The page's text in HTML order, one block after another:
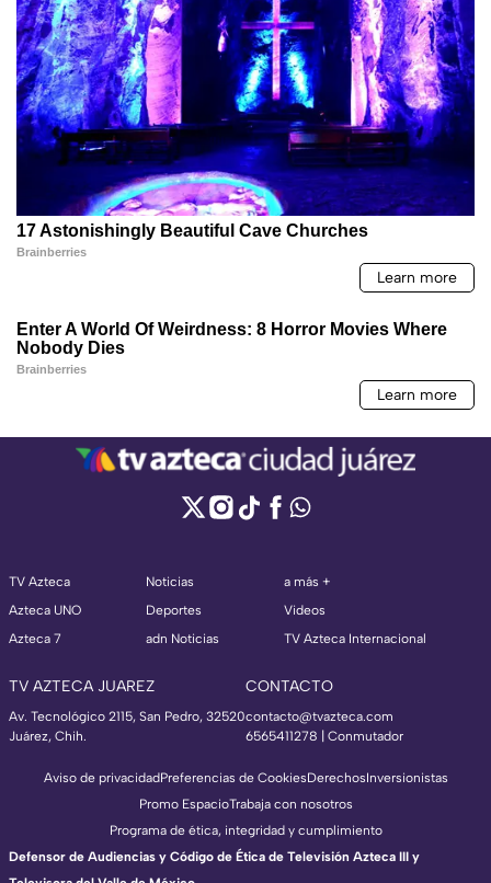
TV Azteca
Azteca UNO
Azteca 7
Noticias
Deportes
adn Noticias
a más +
Videos
TV Azteca Internacional
TV AZTECA JUAREZ
Av. Tecnológico 2115, San Pedro, 32520
Juárez, Chih.
CONTACTO
contacto@tvazteca.com
6565411278 | Conmutador
Aviso de privacidadPreferencias de CookiesDerechosInversionistas
Promo EspacioTrabaja con nosotros
Programa de ética, integridad y cumplimiento
Defensor de Audiencias y Código de Ética de Televisión Azteca III y